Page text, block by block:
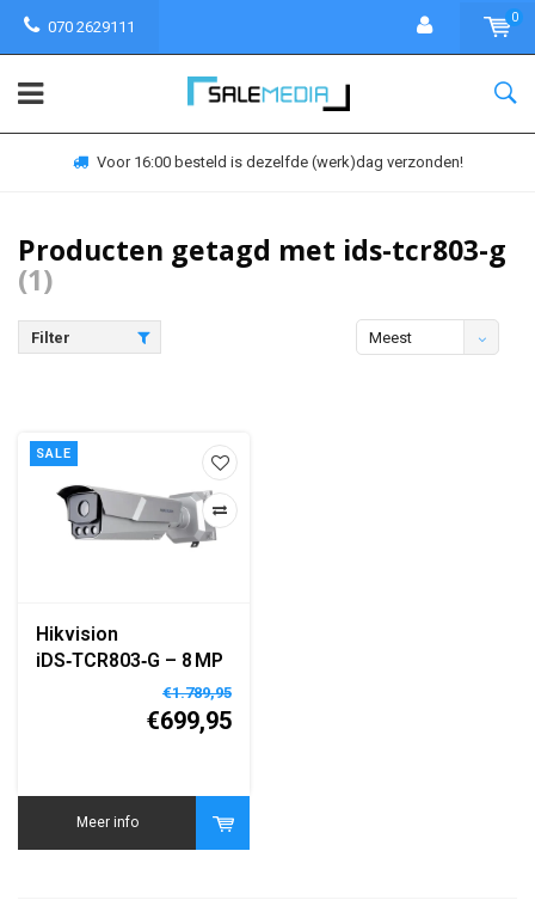
070 2629111
0
Voor 16:00 besteld is dezelfde (werk)dag verzonden!
Producten getagd met ids-tcr803-g
(1)
Filter
Meest
SALE
Hikvision
iDS‑TCR803‑G – 8 MP
Roadside Parking
ANPR Bullet Camera
€1.789,95
€699,95
Meer info